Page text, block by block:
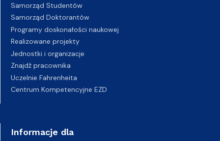
Samorząd Studentów
Samorząd Doktorantów
Programy doskonałości naukowej
Realizowane projekty
Jednostki i organizacje
Znajdź pracownika
Uczelnie Fahrenheita
Centrum Kompetencyjne EZD
Informacje dla